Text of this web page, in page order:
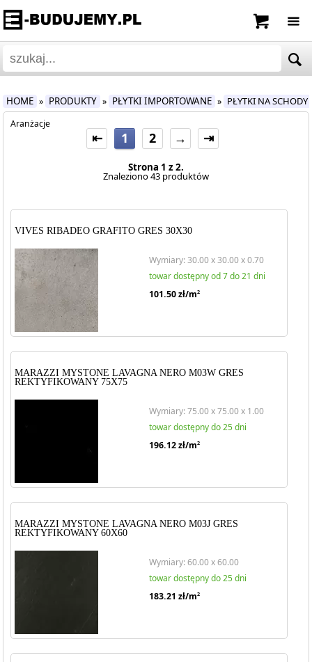
HOME » PRODUKTY » PŁYTKI IMPORTOWANE » PŁYTKI NA SCHODY
Aranżacje
⇤ 1 2 → ⇥
Strona 1 z 2.
Znaleziono 43 produktów
VIVES RIBADEO GRAFITO GRES 30X30
Wymiary: 30.00 x 30.00 x 0.70
towar dostępny od 7 do 21 dni
101.50zł/m2
MARAZZI MYSTONE LAVAGNA NERO M03W GRES
REKTYFIKOWANY 75X75
Wymiary: 75.00 x 75.00 x 1.00
towar dostępny do 25 dni
196.12zł/m2
MARAZZI MYSTONE LAVAGNA NERO M03J GRES
REKTYFIKOWANY 60X60
Wymiary: 60.00 x 60.00
towar dostępny do 25 dni
183.21 zł/m2